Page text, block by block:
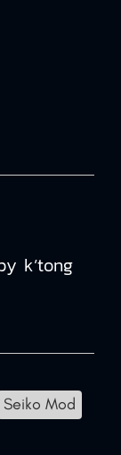
k’tong
Seiko Mod